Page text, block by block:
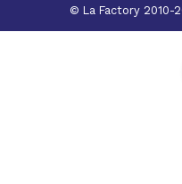
© La Factory 2010-